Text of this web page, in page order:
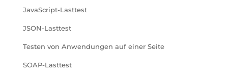
JavaScript-Lasttest
JSON-Lasttest
Testen von Anwendungen auf einer Seite
SOAP-Lasttest